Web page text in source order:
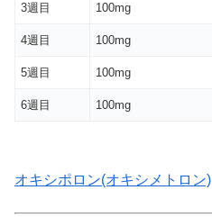
3週目 100mg
4週目 100mg
5週目 100mg
6週目 100mg
オキシポロン(オキシメトロン)